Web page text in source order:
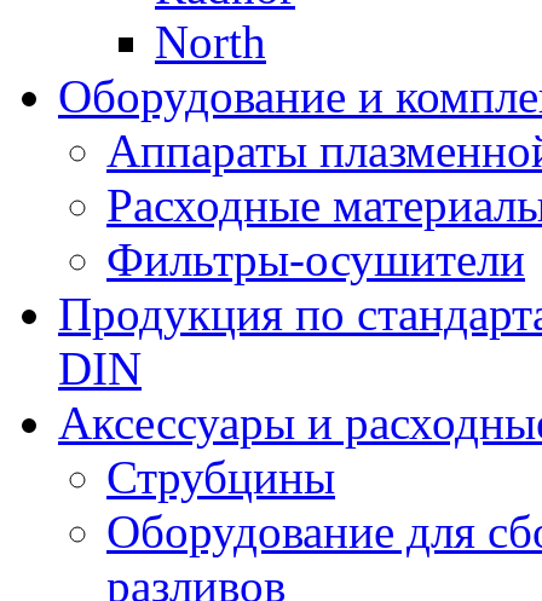
North
Оборудование и
Аппараты
Расходные
Фильтры-осушители
Продукция по
DIN
Аксессуары и
Струбцины
Оборудование для
разливов